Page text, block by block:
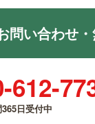
問い合わせ
612-
日受付中